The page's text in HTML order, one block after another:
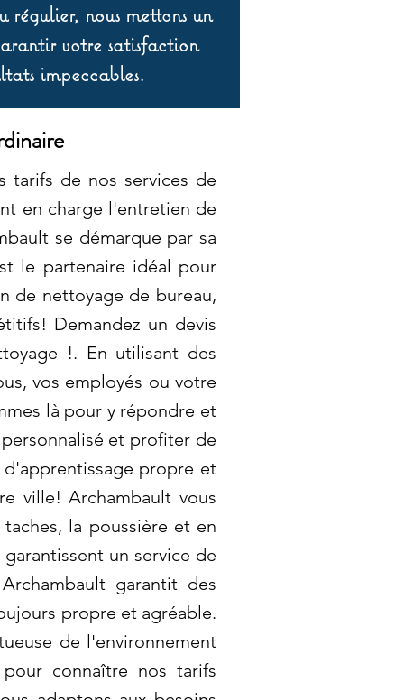
régulier, nous mettons un
votre satisfaction
impeccables.
tarifs de nos services de
en charge l'entretien de
se démarque par sa
le partenaire idéal pour
de nettoyage de bureau,
Demandez un devis
!. En utilisant des
vos employés ou votre
là pour y répondre et
et profiter de
propre et
ville! Archambault vous
la poussière et en
un service de
garantit des
propre et agréable.
de l'environnement
connaître nos tarifs